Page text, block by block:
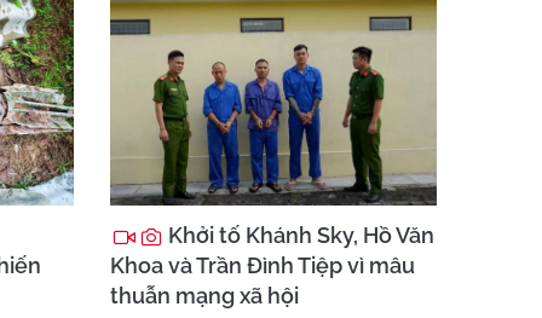
Khởi tố Khánh Sky, Hồ Văn
Khoa và Trần Đình Tiệp vì mâu
thuẫn mạng xã hội